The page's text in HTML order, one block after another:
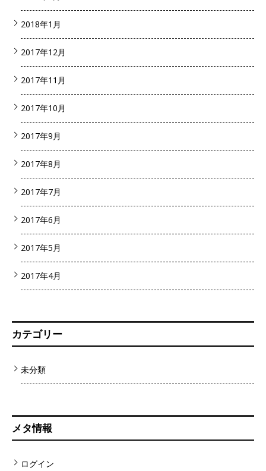
2018年1月
2017年12月
2017年11月
2017年10月
2017年9月
2017年8月
2017年7月
2017年6月
2017年5月
2017年4月
カテゴリー
未分類
メタ情報
ログイン